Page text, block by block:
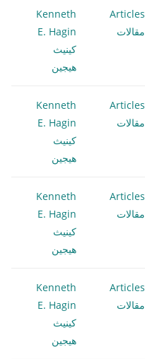
Articles
مقالات
Kenneth
E. Hagin
كينيث
هيجين
Articles
مقالات
Kenneth
E. Hagin
كينيث
هيجين
Articles
مقالات
Kenneth
E. Hagin
كينيث
هيجين
Articles
مقالات
Kenneth
E. Hagin
كينيث
هيجين